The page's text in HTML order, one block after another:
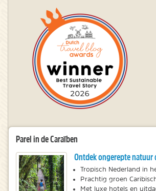
© 2010 – 2026 NatureScanner.nl
Veelgestelde vragen
Parel in de Caraïben
Ontdek ongerepte natuur
Tropisch Nederland in
Prachtig groen
Met luxe hotels en